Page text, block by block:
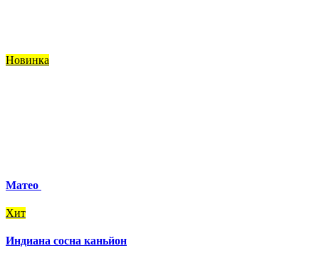
Новинка
Матео
Хит
Индиана сосна каньйон